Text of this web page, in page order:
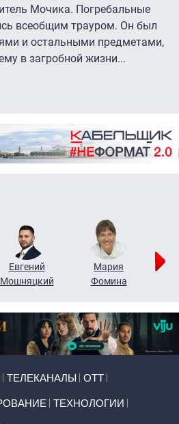
Мочика. Погребальные
всеобщим трауром. Он был
и остальными предметами,
в загробной жизни...
Евгений
Мошняцкий
Мария
Фомина
ТЕЛЕКАНАЛЫ ОТТ
ТЕХНОЛОГИИ